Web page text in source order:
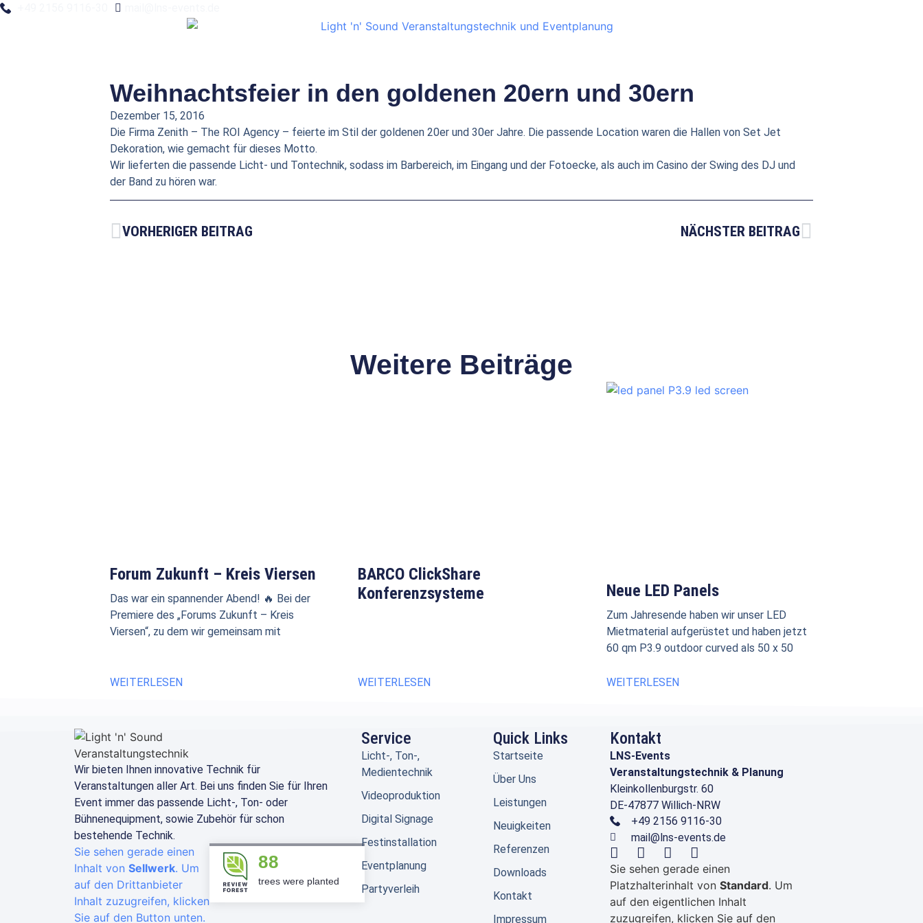
Weihnachtsfeier in den goldenen 20ern und 30ern
Dezember 15, 2016
Die Firma Zenith – The ROI Agency – feierte im Stil der goldenen 20er und 30er Jahre. Die passende Location waren die Hallen von Set Jet
Dekoration, wie gemacht für dieses Motto.
Wir lieferten die passende Licht- und Tontechnik, sodass im Barbereich, im Eingang und der Fotoecke, als auch im Casino der Swing des DJ und
der Band zu hören war.
VORHERIGER BEITRAG NÄCHSTER BEITRAG
Weitere Beiträge
Forum Zukunft – Kreis Viersen
Das war ein spannender Abend! 🔥 Bei der
Premiere des „Forums Zukunft – Kreis
Viersen“, zu dem wir gemeinsam mit
WEITERLESEN
BARCO ClickShare
Konferenzsysteme
WEITERLESEN
Neue LED Panels
Zum Jahresende haben wir unser LED
Mietmaterial aufgerüstet und haben jetzt
60 qm P3.9 outdoor curved als 50 x 50
WEITERLESEN
Wir bieten Ihnen innovative Technik für
Veranstaltungen aller Art. Bei uns finden Sie für Ihren
Event immer das passende Licht-, Ton- oder
Bühnenequipment, sowie Zubehör für schon
bestehende Technik.
Sie sehen gerade einen
Inhalt von Sellwerk. Um
auf den Drittanbieter
Inhalt zuzugreifen, klicken
Sie auf den Button unten.
88
trees were planted
Service
Licht-, Ton-,
Medientechnik
Videoproduktion
Digital Signage
Festinstallation
Eventplanung
Partyverleih
Quick Links
Startseite
Über Uns
Leistungen
Neuigkeiten
Referenzen
Downloads
Kontakt
Impressum
Kontakt
LNS-Events
Veranstaltungstechnik & Planung
Kleinkollenburgstr. 60
DE-47877 Willich-NRW
+49 2156 9116-30
mail@lns-events.de
Sie sehen gerade einen
Platzhalterinhalt von Standard. Um
auf den eigentlichen Inhalt
zuzugreifen, klicken Sie auf den